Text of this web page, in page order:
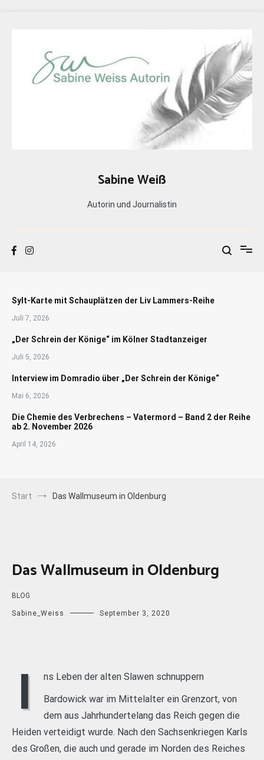
Sabine Weiß
Autorin und Journalistin
Sylt-Karte mit Schauplätzen der Liv Lammers-Reihe
Juli 7, 2026
„Der Schrein der Könige“ im Kölner Stadtanzeiger
Juli 5, 2026
Interview im Domradio über „Der Schrein der Könige“
Mai 6, 2026
Die Chemie des Verbrechens – Vatermord – Band 2 der Reihe
ab 2. November 2026
April 14, 2026
Start Das Wallmuseum in Oldenburg
Das Wallmuseum in Oldenburg
BLOG
Sabine_Weiss September 3, 2020
I
ns Leben der alten Slawen schnuppern
Bardowick war im Mittelalter ein Grenzort, von
dem aus Jahrhundertelang das Reich gegen die
Heiden verteidigt wurde. Nach den Sachsenkriegen Karls
des Großen, die auch und gerade im Norden des Reiches